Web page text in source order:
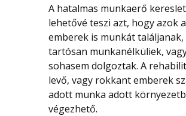
A hatalmas munkaerő kereslet
lehetővé teszi azt, hogy azok
emberek is munkát találjanak,
tartósan munkanélküliek,
sohasem dolgoztak. A
levő, vagy rokkant emberek
adott munka adott
végezhető.